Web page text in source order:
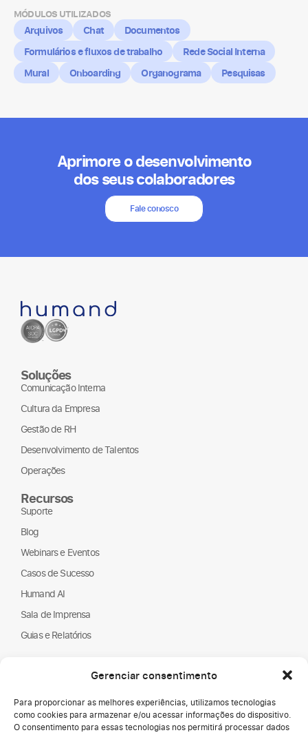
Gerenciar consentimento
Para proporcionar as melhores experiências, utilizamos tecnologias
como cookies para armazenar e/ou acessar informações do dispositivo.
O consentimento para essas tecnologias nos permitirá processar dados
MÓDULOS UTILIZADOS
Arquivos Chat
Documentos
Formulários e fluxos de trabalho
Rede Social Interna
Mural
Onboarding Organograma Pesquisas
Aprimore o desenvolvimento
dos seus colaboradores
Fale conosco
Soluções
Comunicação Interna
Cultura da Empresa
Gestão de RH
Desenvolvimento de Talentos
Operações
Recursos
Suporte
Blog
Webinars e Eventos
Casos de Sucesso
Humand AI
Sala de Imprensa
Guias e Relatórios
ONGs